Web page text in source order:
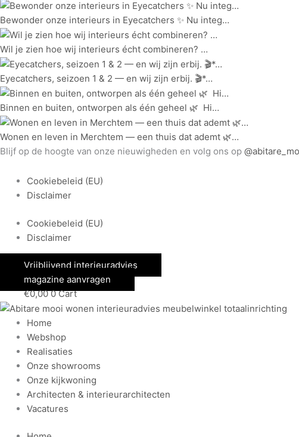
Bewonder onze interieurs in Eyecatchers ✨ Nu integ…
Wil je zien hoe wij interieurs écht combineren?⁠ ⁠…
Eyecatchers, seizoen 1 & 2 — en wij zijn erbij. 🎬*…
Binnen en buiten, ontworpen als één geheel 🌿⁠ ⁠ Hi…
Wonen en leven in Merchtem — een thuis dat ademt 🌿…
Blijf op de hoogte van onze nieuwigheden en volg ons op
Cookiebeleid (EU)
Disclaimer
Cookiebeleid (EU)
Disclaimer
Vrijblijvend interieuradvies
magazine aanvragen
€0,00 0 Cart
Home
Webshop
Realisaties
Onze showrooms
Onze kijkwoning
Architecten & interieurarchitecten
Vacatures